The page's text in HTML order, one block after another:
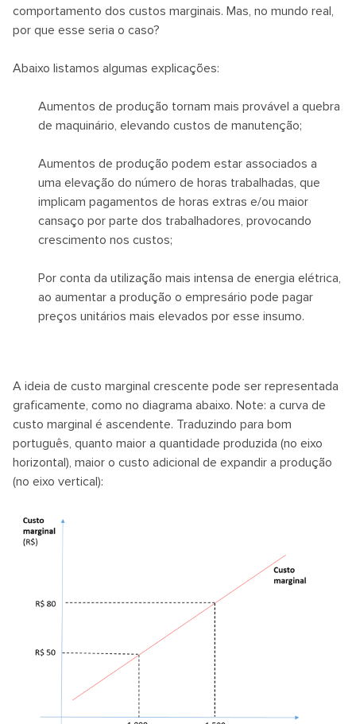
comportamento dos custos marginais. Mas, no mundo real,
por que esse seria o caso?
Abaixo listamos algumas explicações:
Aumentos de produção tornam mais provável a quebra
de maquinário, elevando custos de manutenção;
Aumentos de produção podem estar associados a
uma elevação do número de horas trabalhadas, que
implicam pagamentos de horas extras e/ou maior
cansaço por parte dos trabalhadores, provocando
crescimento nos custos;
Por conta da utilização mais intensa de energia elétrica,
ao aumentar a produção o empresário pode pagar
preços unitários mais elevados por esse insumo.
A ideia de custo marginal crescente pode ser representada
graficamente, como no diagrama abaixo. Note: a curva de
custo marginal é ascendente. Traduzindo para bom
português, quanto maior a quantidade produzida (no eixo
horizontal), maior o custo adicional de expandir a produção
(no eixo vertical):